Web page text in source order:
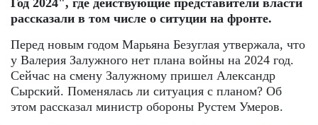
рассказали в том числе о ситуции на фронте.
Перед новым годом Марьяна Безуглая утвержала, что
у Валерия Залужного нет плана войны на 2024 год.
Сейчас на смену Залужному пришел Александр
Сырский. Поменялась ли ситуация с планом? Об
этом рассказал министр обороны Рустем Умеров.